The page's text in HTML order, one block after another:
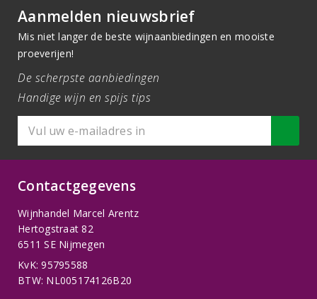
Aanmelden nieuwsbrief
Mis niet langer de beste wijnaanbiedingen en mooiste
proeverijen!
De scherpste aanbiedingen
Handige wijn en spijs tips
Contactgegevens
Wijnhandel Marcel Arentz
Hertogstraat 82
6511 SE Nijmegen
KvK: 95795588
BTW: NL005174126B20